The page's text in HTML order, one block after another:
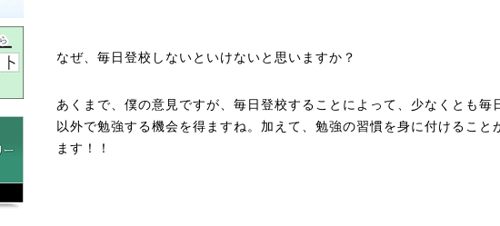
なぜ、毎日登校しないといけないと思いますか？
あくまで、僕の意見ですが、毎日登校することによって、少なくとも毎
以外で勉強する機会を得ますね。加えて、勉強の習慣を身に付けること
ます！！